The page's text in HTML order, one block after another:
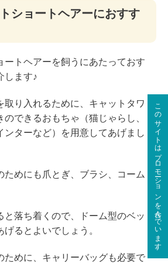
ショートヘアーにおすす
ートヘアーを飼うにあたっておす
します♪
取り入れるために、キャットタワ
できるおもちゃ（猫じゃらし、
ンターなど）を用意してあげまし
ためにも爪とぎ、ブラシ、コーム
と落ち着くので、ドーム型のベッ
げるとよいでしょう。
ために、キャリーバッグも必要で
このサイトはプロモーションを含んでいます。